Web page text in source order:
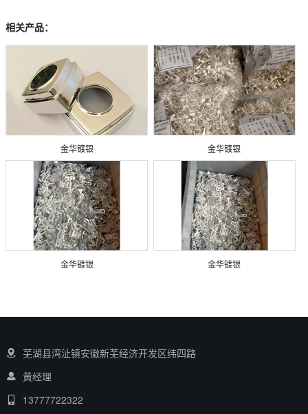
相关产品：
金华镀银 金华镀银
金华镀银 金华镀银
芜湖县湾沚镇安徽新芜经济开发区纬四路
黄经理
13777722322